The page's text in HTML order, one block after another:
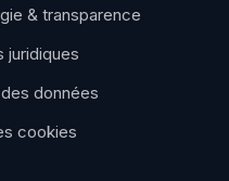
& transparence
juridiques
données
cookies